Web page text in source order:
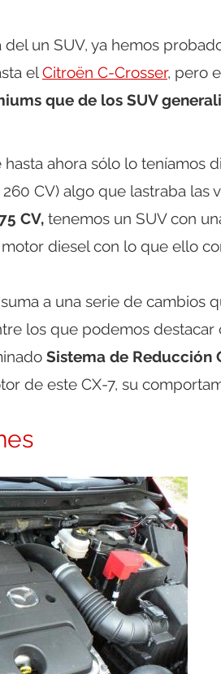
un SUV, ya hemos
elCitroën C-Crosser, pero
que de los SUV
hasta ahora sólo lo teníamos
CV) algo que lastraba las
CV, tenemos un SUV con
diesel con lo que ello
a una serie de cambios
los que podemos
Sistema de Reducción
de este CX-7, su